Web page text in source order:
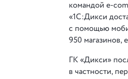
командой e-
«1С:Дикси
с помощью
950 магазинов,
ГК «Дикси»
в частности,